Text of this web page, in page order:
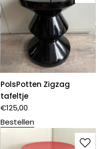
PolsPotten Zigzag
tafeltje
€125,00
Bestellen